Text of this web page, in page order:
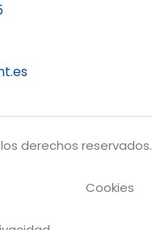
derechos reservados.
Cookies